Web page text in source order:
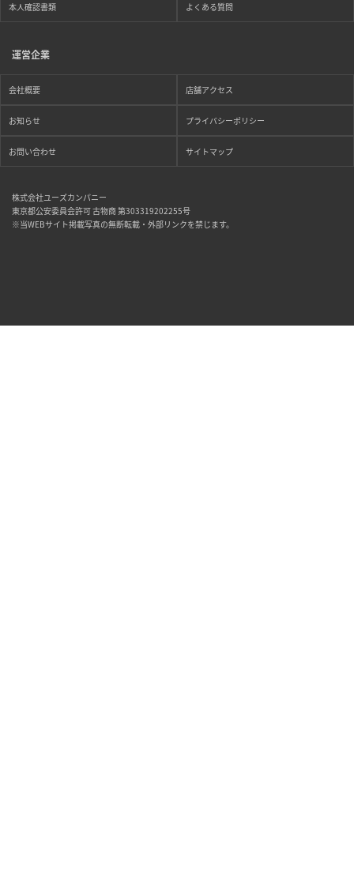
本人確認書類 よくある質問
運営企業
会社概要 店舗アクセス
お知らせ プライバシーポリシー
お問い合わせ サイトマップ
株式会社ユーズカンパニー
東京都公安委員会許可 古物商 第303319202255号
※当WEBサイト掲載写真の無断転載・外部リンクを禁じます。